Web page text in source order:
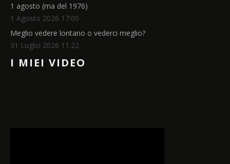
1 agosto (ma del 1976)
1 Agosto 2026 17:00
Meglio vedere lontano o vederci meglio?
31 Luglio 2026 11:22
I MIEI VIDEO